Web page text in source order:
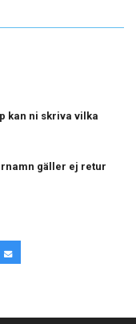
kan ni skriva vilka
gäller ej retur